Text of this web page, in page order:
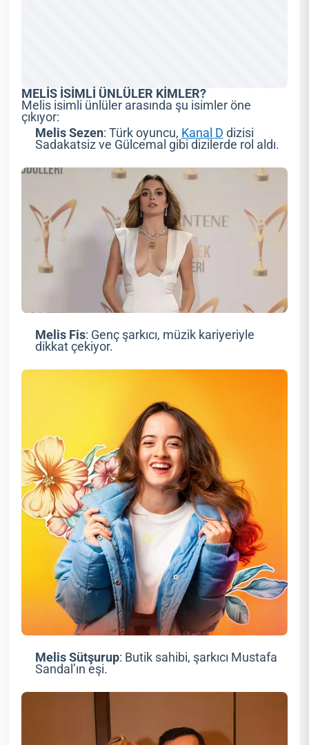
MELİS İSİMLİ ÜNLÜLER KİMLER?
Melis isimli ünlüler arasında şu isimler öne
çıkıyor:
Melis Sezen: Türk oyuncu, Kanal D dizisi
Sadakatsiz ve Gülcemal gibi dizilerde rol aldı.
Melis Fis: Genç şarkıcı, müzik kariyeriyle
dikkat çekiyor.
Melis Sütşurup: Butik sahibi, şarkıcı Mustafa
Sandal’ın eşi.